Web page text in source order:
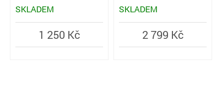
SKLADEM
1 250 Kč
SKLADEM
2 799 Kč